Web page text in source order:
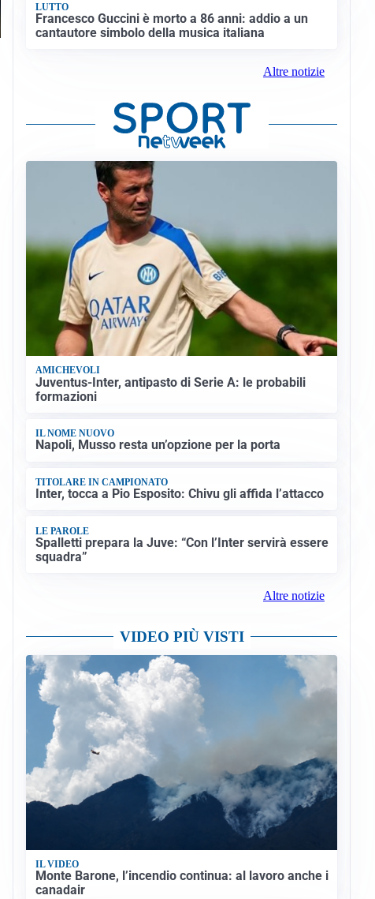
LUTTO
Francesco Guccini è morto a 86 anni: addio a un
cantautore simbolo della musica italiana
Altre notizie
AMICHEVOLI
Juventus-Inter, antipasto di Serie A: le probabili
formazioni
IL NOME NUOVO
Napoli, Musso resta un’opzione per la porta
TITOLARE IN CAMPIONATO
Inter, tocca a Pio Esposito: Chivu gli affida l’attacco
LE PAROLE
Spalletti prepara la Juve: “Con l’Inter servirà essere
squadra”
Altre notizie
VIDEO PIÙ VISTI
IL VIDEO
Monte Barone, l’incendio continua: al lavoro anche i
canadair